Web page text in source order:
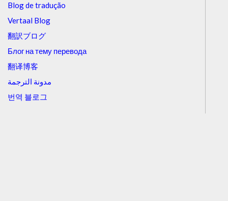
Blog de tradução
Vertaal Blog
翻訳ブログ
Блог на тему перевода
翻译博客
مدونة الترجمة
번역 블로그